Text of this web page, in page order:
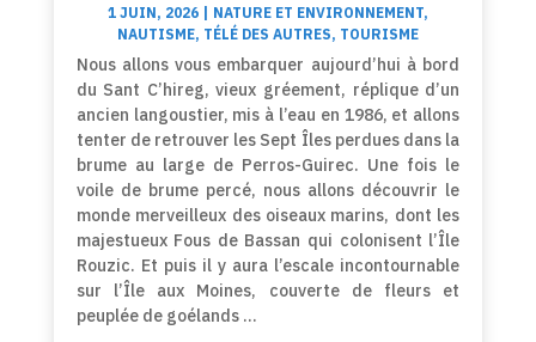
1 JUIN, 2026| NATURE ET ENVIRONNEMENT,
NAUTISME, TÉLÉ DES AUTRES, TOURISME
Nous allons vous embarquer aujourd’hui à bord
du Sant C’hireg, vieux gréement, réplique d’un
ancien langoustier, mis à l’eau en 1986, et allons
tenter de retrouver les Sept Îles perdues dans la
brume au large de Perros-Guirec. Une fois le
voile de brume percé, nous allons découvrir le
monde merveilleux des oiseaux marins, dont les
majestueux Fous de Bassan qui colonisent l’Île
Rouzic. Et puis il y aura l’escale incontournable
sur l’Île aux Moines, couverte de fleurs et
peuplée de goélands …